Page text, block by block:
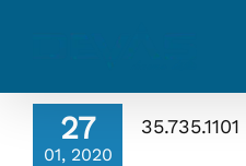
27
01, 2020